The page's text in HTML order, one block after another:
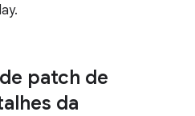
patch de
da